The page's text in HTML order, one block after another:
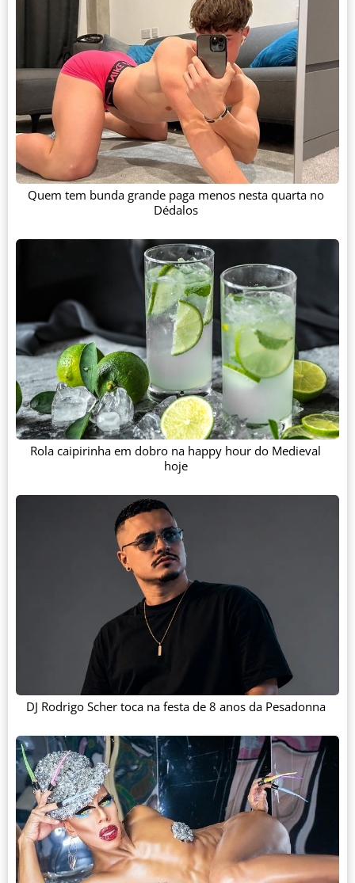
Quem tem bunda grande paga menos nesta quarta no
Dédalos
Rola caipirinha em dobro na happy hour do Medieval
hoje
DJ Rodrigo Scher toca na festa de 8 anos da Pesadonna